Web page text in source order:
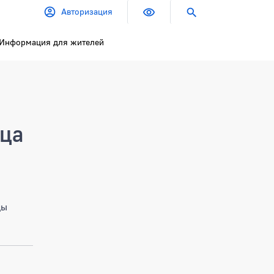
Авторизация
Информация для жителей